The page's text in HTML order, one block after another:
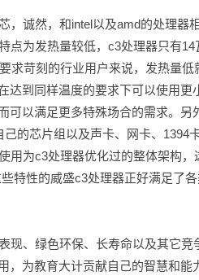
诚然，和intel以及amd的处理器
点为发热量较低，c3处理器只有14
求苛刻的行业用户来说，发热量低
达到同样温度的要求下可以使用更
可以满足更多特殊场合的需求。另
的芯片组以及声卡、网卡、1394
用为c3处理器优化过的整体架构，
特性的威盛c3处理器正好满足了
、绿色环保、长寿命以及其它竞
，为教育大计贡献自己的智慧和能